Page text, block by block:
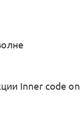
Inner code on